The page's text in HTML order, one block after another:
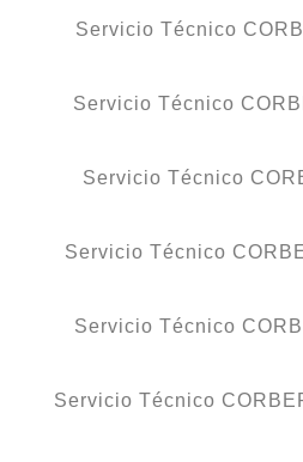
Servicio Técnico
Servicio Técnico
Servicio Técnico
Servicio Técnico
Servicio Técnico
Servicio Técnico